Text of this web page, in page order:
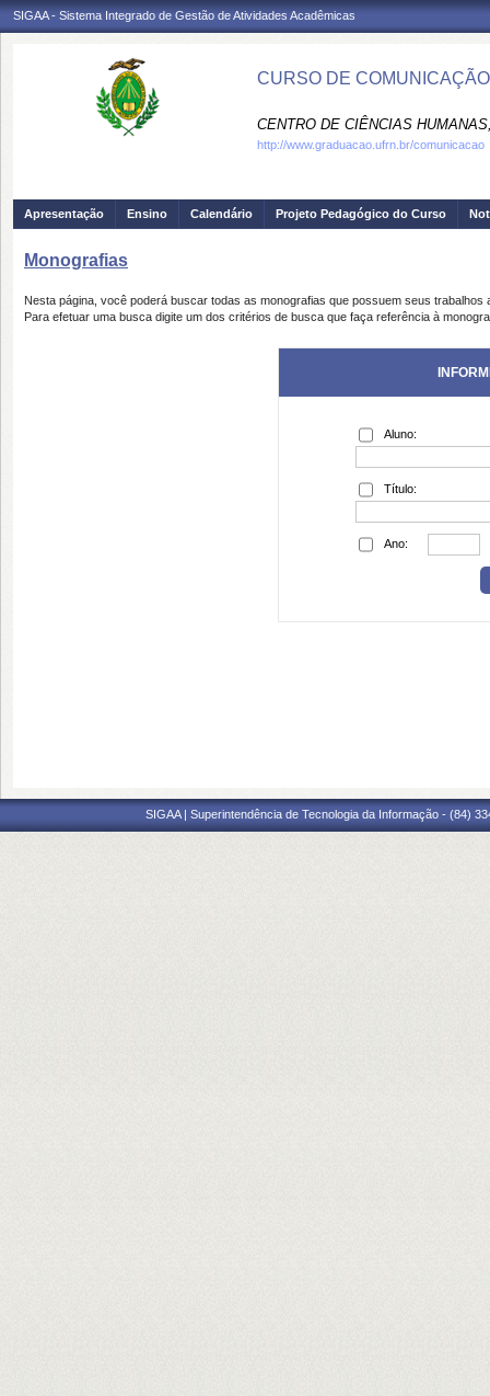
SIGAA - Sistema Integrado de Gestão de Atividades Acadêmicas
CURSO DE
CENTRO DE CIÊNCIAS
http://www.graduacao.ufrn.br/comunicacao
Apresentação Ensino Calendário Projeto Pedagógico do Curso
Monografias
Nesta página, você poderá buscar todas as monografias que possuem seus trabalhos
Para efetuar uma busca digite um dos critérios de busca que faça referência à
Aluno:
Título:
Ano:
SIGAA | Superintendência de Tecnologia da Informação - (84)